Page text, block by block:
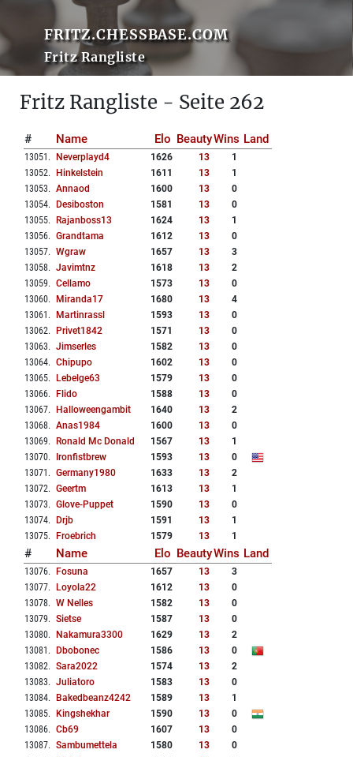
FRITZ.CHESSBASE.COM
Fritz Rangliste
Fritz Rangliste - Seite 262
# Name Elo BeautyWins Land
13051 . Neverplayd4 1626 13
1
13052. Hinkelstein 1611 13
1
13053. Annaod 1600 13
0
13054. Desiboston 1581 13
0
13055. Rajanboss13 1624 13
1
13056. Grandtama 1612 13
0
13057. Wgraw 1657 13
3
13058. Javimtnz 1618 13
2
13059. Cellamo 1573 13
0
13060. Miranda17 1680 13
4
13061 . Martinrassl 1593 13
0
13062. Privet1842 1571 13
0
13063. Jimserles 1582 13
0
13064. Chipupo 1602 13
0
13065. Lebelge63 1579 13
0
13066. Flido 1588 13
0
13067. Halloweengambit 1640 13
2
13068. Anas1984 1600 13
0
13069. Ronald Mc Donald 1567 13
1
13070. Ironfistbrew 1593 13
0
13071 . Germany1980 1633 13
2
13072. Geertm 1613 13
1
13073. Glove-Puppet 1590 13
0
13074. Drjb 1591 13
1
13075. Froebrich 1579 13 1
# Name Elo BeautyWins Land
13076. Fosuna 1657 13
3
13077. Loyola22 1612 13
0
13078. W Nelles 1582 13
0
13079. Sietse 1587 13
0
13080. Nakamura3300 1629 13
2
13081 . Dbobonec 1586 13
0
13082. Sara2022 1574 13
2
13083. Juliatoro 1583 13
0
13084. Bakedbeanz4242 1589 13
1
13085. Kingshekhar 1590 13
0
13086. Cb69 1607 13
0
13087. Sambumettela 1580 13
0